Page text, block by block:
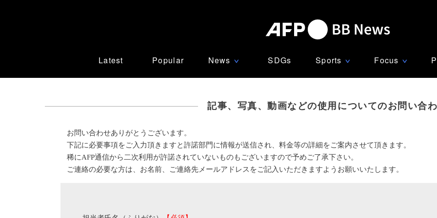
Latest Popular News ∨ SDGs Sports ∨ Focus ∨
記事、写真、動画などの使用についてのお問い合
お問い合わせありがとうございます。
下記に必要事項をご入力頂きますと許諾部門に情報が送信され、料金等の詳細をご案内させて頂きます。
稀にAFP通信から二次利用が許諾されていないものもございますので予めご了承下さい。
ご連絡の必要な方は、お名前、ご連絡先メールアドレスをご記入いただきますようお願いいたします。